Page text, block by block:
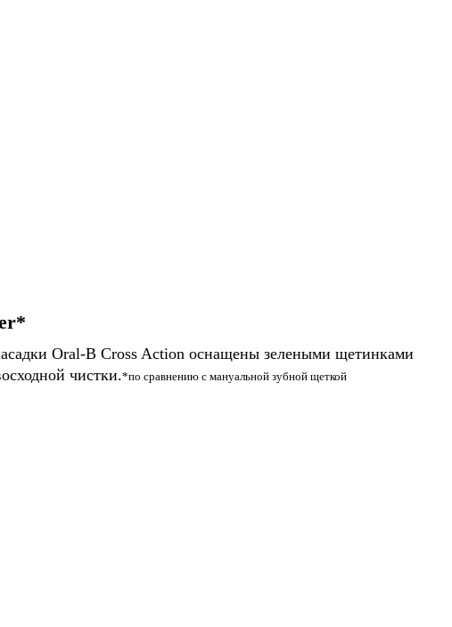
Oral-B Cross Action оснащены зелеными щетинками
чистки.*по сравнению с мануальной зубной щеткой